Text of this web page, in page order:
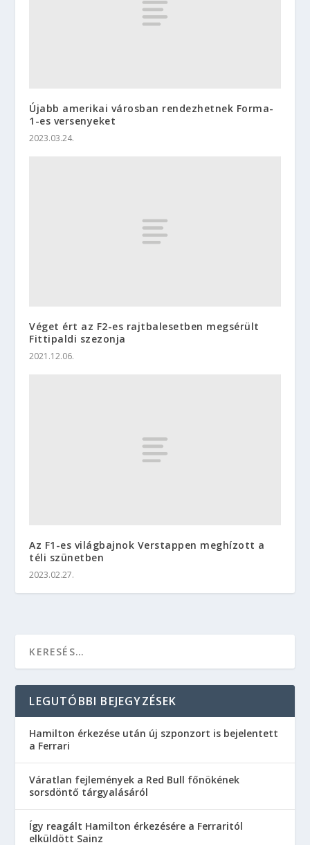
Újabb amerikai városban rendezhetnek Forma-
1-es versenyeket
2023.03.24.
Véget ért az F2-es rajtbalesetben megsérült
Fittipaldi szezonja
2021.12.06.
Az F1-es világbajnok Verstappen meghízott a
téli szünetben
2023.02.27.
LEGUTÓBBI BEJEGYZÉSEK
Hamilton érkezése után új szponzort is bejelentett
a Ferrari
Váratlan fejlemények a Red Bull főnökének
sorsdöntő tárgyalásáról
Így reagált Hamilton érkezésére a Ferraritól
elküldött Sainz